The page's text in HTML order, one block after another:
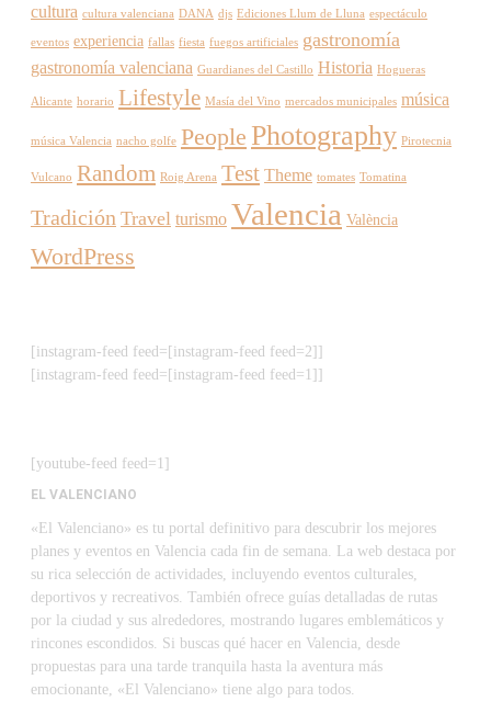
cultura cultura valenciana DANA djs Ediciones Llum de Lluna espectáculo
eventos experiencia fallas fiesta fuegos artificiales gastronomía
gastronomía valenciana Guardianes del Castillo Historia Hogueras
Alicante horario Lifestyle Masía del Vino mercados municipales música
música Valencia nacho golfe People Photography Pirotecnia
Vulcano Random Roig Arena Test Theme tomates Tomatina
Tradición Travel turismo Valencia València
WordPress
[instagram-feed feed=[instagram-feed feed=2]]
[instagram-feed feed=[instagram-feed feed=1]]
[youtube-feed feed=1]
EL VALENCIANO
«El Valenciano» es tu portal definitivo para descubrir los mejores
planes y eventos en Valencia cada fin de semana. La web destaca por
su rica selección de actividades, incluyendo eventos culturales,
deportivos y recreativos. También ofrece guías detalladas de rutas
por la ciudad y sus alrededores, mostrando lugares emblemáticos y
rincones escondidos. Si buscas qué hacer en Valencia, desde
propuestas para una tarde tranquila hasta la aventura más
emocionante, «El Valenciano» tiene algo para todos.